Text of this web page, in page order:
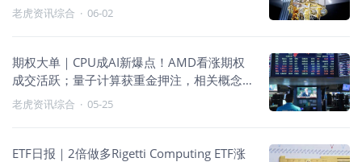
老虎资讯综合 · 06-02
期权大单｜CPU成AI新爆点！AMD看涨期权
成交活跃；量子计算获重金押注，相关概念
股期权成交量激增
老虎资讯综合 · 05-25
ETF日报｜2倍做多Rigetti Computing ETF涨